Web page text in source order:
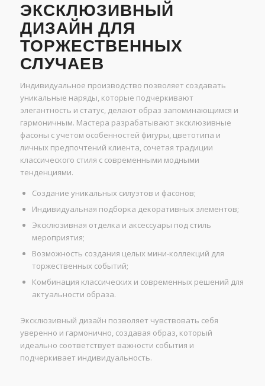
ЭКСКЛЮЗИВНЫЙ
ДИЗАЙН ДЛЯ
ТОРЖЕСТВЕННЫХ
СЛУЧАЕВ
Индивидуальное производство позволяет создавать
уникальные наряды, которые подчеркивают
элегантность и статус, делают образ запоминающимся и
гармоничным. Мастера разрабатывают эксклюзивные
фасоны с учетом особенностей фигуры, цветотипа и
личных предпочтений клиента, сочетая традиции
классического стиля с современными модными
тенденциями.
Создание уникальных силуэтов и фасонов;
Индивидуальная подборка декоративных элементов;
Эксклюзивная отделка и аксессуары под стиль
мероприятия;
Возможность создания целых мини-коллекций для
торжественных событий;
Комбинация классических и современных решений для
актуальности образа.
Эксклюзивный дизайн позволяет чувствовать себя
уверенно и гармонично, создавая образ, который
идеально соответствует важности события и
подчеркивает индивидуальность.